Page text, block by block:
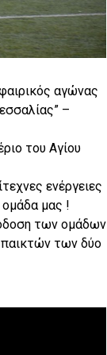
αγώνας
–
του Αγίου
ενέργειες
ομάδα μας !
των ομάδων
παικτών των δύο